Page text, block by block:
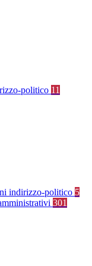
politico 11
indirizzo-politico 5
301